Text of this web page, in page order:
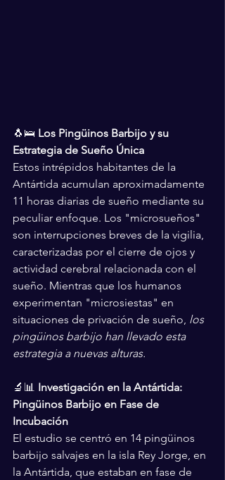
🐧🛌 Los Pingüinos Barbijo y su
Estrategia de Sueño Única
Estos intrépidos habitantes de la
Antártida acumulan aproximadamente
11 horas diarias de sueño mediante su
peculiar enfoque. Los "microsueños"
son interrupciones breves de la vigilia,
caracterizadas por el cierre de ojos y
actividad cerebral relacionada con el
sueño. Mientras que los humanos
experimentan "microsiestas" en
situaciones de privación de sueño, los
pingüinos barbijo han llevado esta
estrategia a nuevas alturas.
🔬📊 Investigación en la Antártida:
Pingüinos Barbijo en Fase de
Incubación
El estudio se centró en 14 pingüinos
barbijo salvajes en la isla Rey Jorge, en
la Antártida, que estaban en fase de